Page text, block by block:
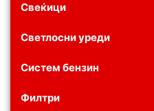
Свеќици
Светлосни уреди
Систем бензин
Филтри